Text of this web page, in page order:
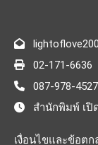
02-171-6636
087-978-
สำนักพิมพ์ เปิ
เงื่อนไขและข้อตก